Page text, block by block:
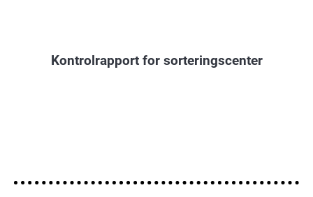
Kontrolrapport for sorteringscenter